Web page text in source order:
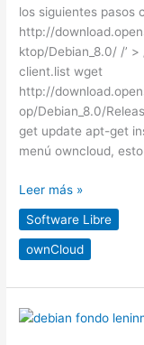
los siguientes pasos
http://
ktop/Debian_8.0/ /’
client.list wget
http://
op/Debian_8.0/
get update apt-get
menú owncloud,
Leer más »
Software Libre
ownCloud
Falleció